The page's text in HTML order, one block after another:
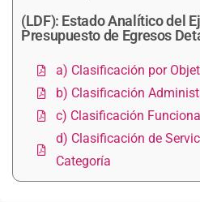
(LDF): Estado Analítico del
Presupuesto de Egresos
a) Clasificación por
b) Clasificación
c) Clasificación
d) Clasificación de
Categoría